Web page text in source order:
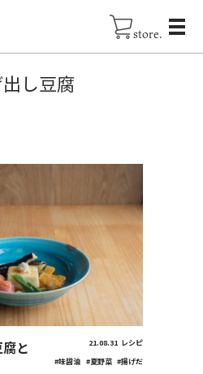
store.
し豆腐
と
21.08.31 レシピ
#味醤油 #夏野菜 #揚げだ